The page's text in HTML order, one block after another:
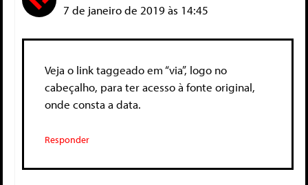
7 de janeiro de 2019 às 14:45
Veja o link taggeado em “via”, logo no
cabeçalho, para ter acesso à fonte original,
onde consta a data.
Responder